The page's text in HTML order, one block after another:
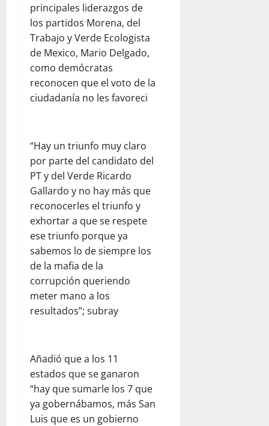
principales liderazgos de
los partidos Morena, del
Trabajo y Verde Ecologista
de Mexico, Mario Delgado,
como demócratas
reconocen que el voto de la
ciudadanía no les favoreci
“Hay un triunfo muy claro
por parte del candidato del
PT y del Verde Ricardo
Gallardo y no hay más que
reconocerles el triunfo y
exhortar a que se respete
ese triunfo porque ya
sabemos lo de siempre los
de la mafia de la
corrupción queriendo
meter mano a los
resultados”; subray
Añadió que a los 11
estados que se ganaron
“hay que sumarle los 7 que
ya gobernábamos, más San
Luis que es un gobierno